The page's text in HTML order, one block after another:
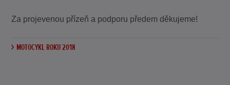
Za projevenou přízeň a podporu předem děkujeme!
MOTOCYKL ROKU 2018